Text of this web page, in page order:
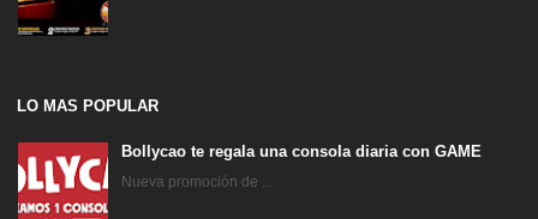
LO MAS POPULAR
Bollycao te regala una consola diaria con GAME
Nueva promoción de ...